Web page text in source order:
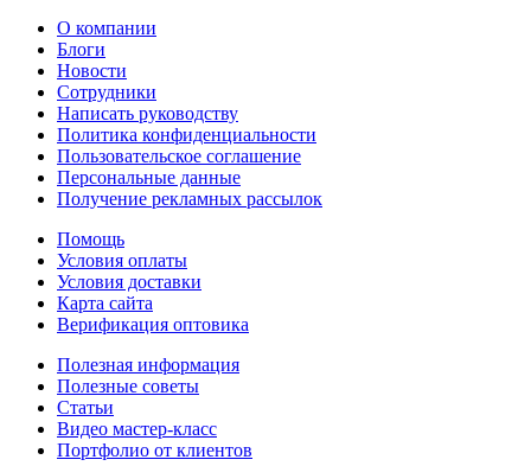
О компании
Блоги
Новости
Сотрудники
Написать руководству
Политика конфиденциальности
Пользовательское соглашение
Персональные данные
Получение рекламных рассылок
Помощь
Условия оплаты
Условия доставки
Карта сайта
Верификация оптовика
Полезная информация
Полезные советы
Статьи
Видео мастер-класс
Портфолио от клиентов